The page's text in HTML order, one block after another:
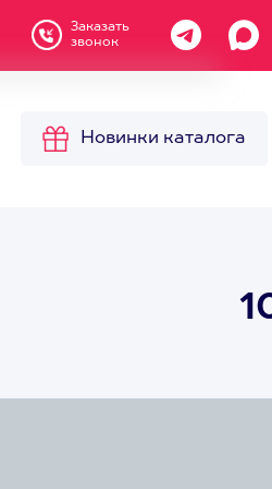
Заказать
звонок
Новинки каталога